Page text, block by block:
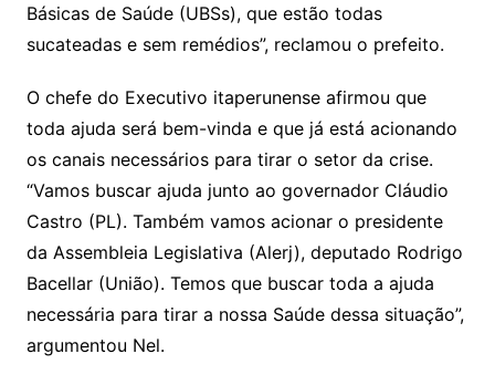
Básicas de Saúde (UBSs), que estão todas
sucateadas e sem remédios”, reclamou o prefeito.
O chefe do Executivo itaperunense afirmou que
toda ajuda será bem-vinda e que já está acionando
os canais necessários para tirar o setor da crise.
“Vamos buscar ajuda junto ao governador Cláudio
Castro (PL). Também vamos acionar o presidente
da Assembleia Legislativa (Alerj), deputado Rodrigo
Bacellar (União). Temos que buscar toda a ajuda
necessária para tirar a nossa Saúde dessa situação”,
argumentou Nel.